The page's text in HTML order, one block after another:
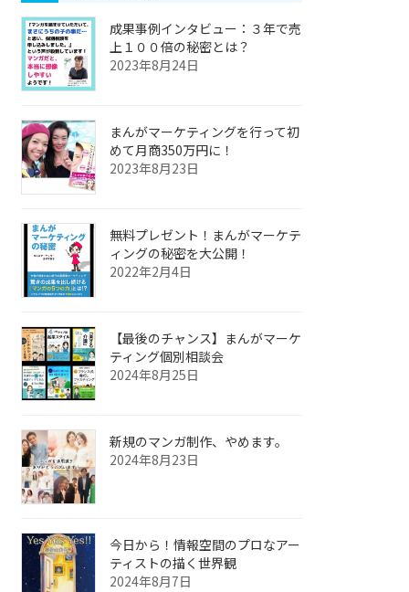
成果事例インタビュー：３年で売
上１００倍の秘密とは？
2023年8月24日
まんがマーケティングを行って初
めて月商350万円に！
2023年8月23日
無料プレゼント！まんがマーケテ
ィングの秘密を大公開！
2022年2月4日
【最後のチャンス】まんがマーケ
ティング個別相談会
2024年8月25日
新規のマンガ制作、やめます。
2024年8月23日
今日から！情報空間のプロなアー
ティストの描く世界観
2024年8月7日